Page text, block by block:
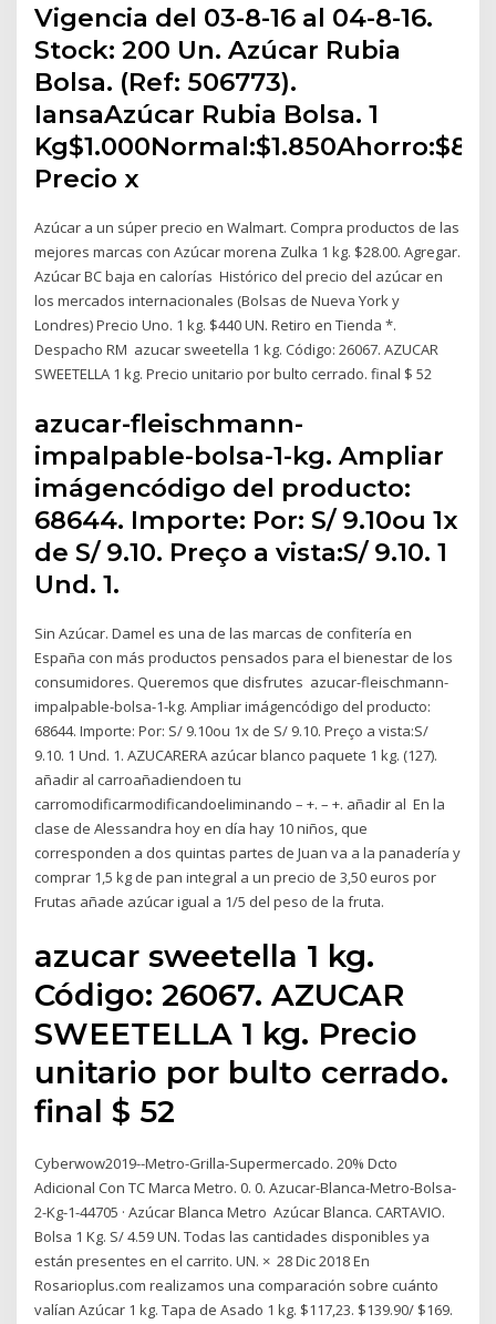
Vigencia del 03-8-16 al 04-8-16.
Stock: 200 Un. Azúcar Rubia
Bolsa. (Ref: 506773).
IansaAzúcar Rubia Bolsa. 1
Precio x
Azúcar a un súper precio en Walmart. Compra productos de las
mejores marcas con Azúcar morena Zulka 1 kg. $28.00. Agregar.
Azúcar BC baja en calorías Histórico del precio del azúcar en
los mercados internacionales (Bolsas de Nueva York y
Londres) Precio Uno. 1 kg. $440 UN. Retiro en Tienda *.
Despacho RM azucar sweetella 1 kg. Código: 26067. AZUCAR
SWEETELLA 1 kg. Precio unitario por bulto cerrado. final $ 52
azucar-fleischmann-
impalpable-bolsa-1-kg. Ampliar
imágencódigo del producto:
68644. Importe: Por: S/ 9.10ou 1x
de S/ 9.10. Preço a vista:S/ 9.10. 1
Und. 1.
Sin Azúcar. Damel es una de las marcas de confitería en
España con más productos pensados para el bienestar de los
consumidores. Queremos que disfrutes azucar-fleischmann-
impalpable-bolsa-1-kg. Ampliar imágencódigo del producto:
68644. Importe: Por: S/ 9.10ou 1x de S/ 9.10. Preço a vista:S/
9.10. 1 Und. 1. AZUCARERA azúcar blanco paquete 1 kg. (127).
añadir al carroañadiendoen tu
carromodificarmodificandoeliminando – +. – +. añadir al En la
clase de Alessandra hoy en día hay 10 niños, que
corresponden a dos quintas partes de Juan va a la panadería y
comprar 1,5 kg de pan integral a un precio de 3,50 euros por
Frutas añade azúcar igual a 1/5 del peso de la fruta.
azucar sweetella 1 kg.
Código: 26067. AZUCAR
SWEETELLA 1 kg. Precio
unitario por bulto cerrado.
final $ 52
Cyberwow2019--Metro-Grilla-Supermercado. 20% Dcto
Adicional Con TC Marca Metro. 0. 0. Azucar-Blanca-Metro-Bolsa-
2-Kg-1-44705 · Azúcar Blanca Metro Azúcar Blanca. CARTAVIO.
Bolsa 1 Kg. S/ 4.59 UN. Todas las cantidades disponibles ya
están presentes en el carrito. UN. × 28 Dic 2018 En
Rosarioplus.com realizamos una comparación sobre cuánto
valían Azúcar 1 kg. Tapa de Asado 1 kg. $117,23. $139.90/ $169.